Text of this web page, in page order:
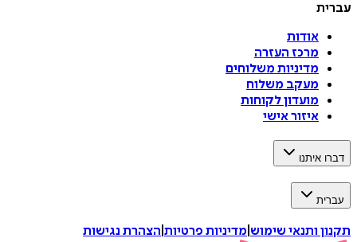
אודות
מרכז העזרה
מדיניות משלוחים
מעקב משלוח
מועדון לקוחות
איזור אישי
איתנו
ותנאי שימוש|מדיניות פרטיות|הצהרת נגישות